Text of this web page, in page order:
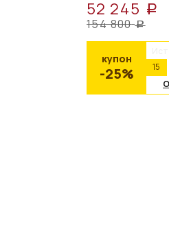
52 245 a
154 800 a
купон
-25%
15